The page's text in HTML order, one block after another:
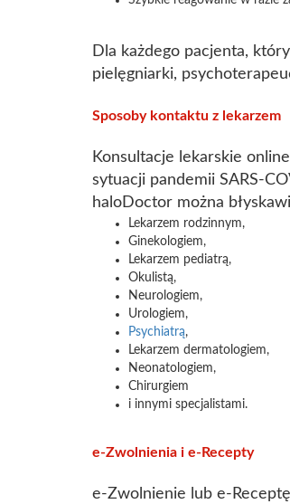
Dla każdego pacjenta,
pielęgniarki,
Sposoby kontaktu z lekarzem
Konsultacje lekarskie
sytuacji pandemii SARS-
haloDoctor można
Lekarzem rodzinnym,
Ginekologiem,
Lekarzem pediatrą,
Okulistą,
Neurologiem,
Urologiem,
Psychiatrą,
Lekarzem dermatologiem,
Neonatologiem,
Chirurgiem
i innymi specjalistami.
e-Zwolnienia i e-Recepty
e-Zwolnienie lub e-